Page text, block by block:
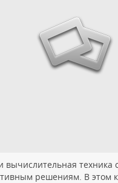
техника
решениям. В этом